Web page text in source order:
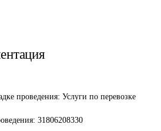
проведения: Услуги по перевозке
31806208330